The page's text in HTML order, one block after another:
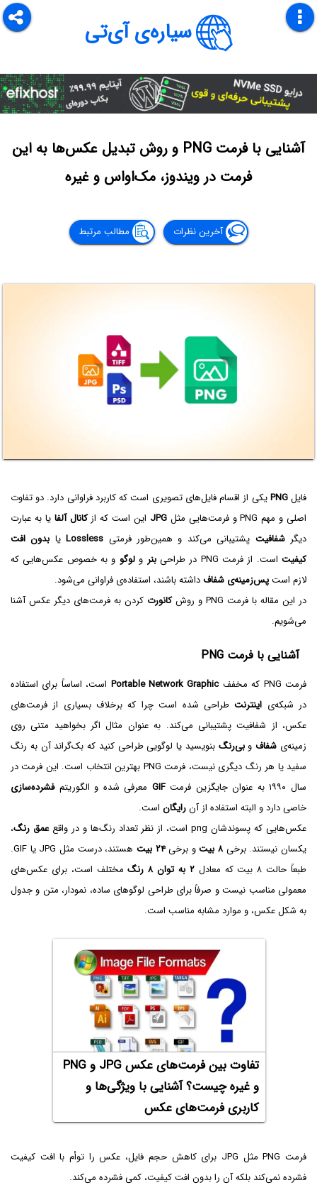
سیاره‌ی آی‌تی
آشنایی با فرمت PNG و روش تبدیل عکس‌ها به این
فرمت در ویندوز، مک‌او‌اس و غیره
آخرین نظرات مطالب مرتبط
فایلPNGیکی از اقسام فایل‌های تصویری است که کاربرد فراوانی دارد. دو تفاوت
اصلی و مهم PNG و فرمت‌هایی مثل
JPG این است که ازکانال آلفا یا به عبارت
دیگرشفافیت پشتیبانی می‌کند و همین‌طور فرمتی Losslessیا بدون افت
کیفیتاست. از فرمت PNG در طراحی بنر ولوگو و به خصوص عکس‌هایی که
لازم استپس‌زمینه‌ی شفافداشته باشند، استفاده‌ی فراوانی می‌شود.
در این مقاله با فرمت PNG و روش
کانورت کردن به فرمت‌های دیگر عکس آشنا
می‌شویم.
آشنایی با فرمت PNG
فرمت PNG که مخفف Portable Network Graphic است، اساساً برای استفاده
در شبکه‌ی اینترنتطراحی شده است چرا که برخلاف بسیاری از فرمت‌های
عکس، از شفافیت پشتیبانی می‌کند. به عنوان مثال اگر بخواهید متنی روی
زمینه‌ی شفافوبی‌رنگ بنویسید یا لوگویی طراحی کنید که بک‌گراند آن به رنگ
سفید یا هر رنگ دیگری نیست، فرمت PNG بهترین انتخاب است. این فرمت در
سال ۱۹۹۰ به عنوان جایگزین فرمت
GIF معرفی شده و الگوریتمفشرده‌سازی
خاصی دارد و البته استفاده از آنرایگان است.
عکس‌هایی که پسوندشان png است، از نظر تعداد رنگ‌ها و در واقع
عمق رنگ،
یکسان نیستند. برخی۸ بیت و برخی۲۴ بیت
هستند، درست مثل JPG یا GIF.
طبعاً حالت ۸ بیت که معادل
۲ به توان ۸ رنگ
مختلف است، برای عکس‌های
معمولی مناسب نیست و صرفاً‌ برای طراحی لوگوهای ساده، نمودار، متن و جدول
به شکل عکس، و موارد مشابه مناسب است.
تفاوت بین فرمت‌های عکس JPG‌ و PNG
و غیره چیست؟ آشنایی با ویژگی‌ها و
کاربری فرمت‌های عکس
فرمت PNG مثل JPG برای کاهش حجم فایل، عکس را توأم با افت کیفیت
فشرده نمی‌کند بلکه آن را بدون افت کیفیت، کمی فشرده می‌کند.